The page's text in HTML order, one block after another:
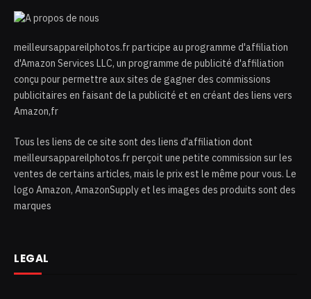
meilleursappareilphotos.fr participe au programme d'affiliation
d'Amazon Services LLC, un programme de publicité d'affiliation
conçu pour permettre aux sites de gagner des commissions
publicitaires en faisant de la publicité et en créant des liens vers
Amazon,fr
Tous les liens de ce site sont des liens d'affiliation dont
meilleursappareilphotos.fr perçoit une petite commission sur les
ventes de certains articles, mais le prix est le même pour vous. Le
logo Amazon, AmazonSupply et les images des produits sont des
marques
LEGAL